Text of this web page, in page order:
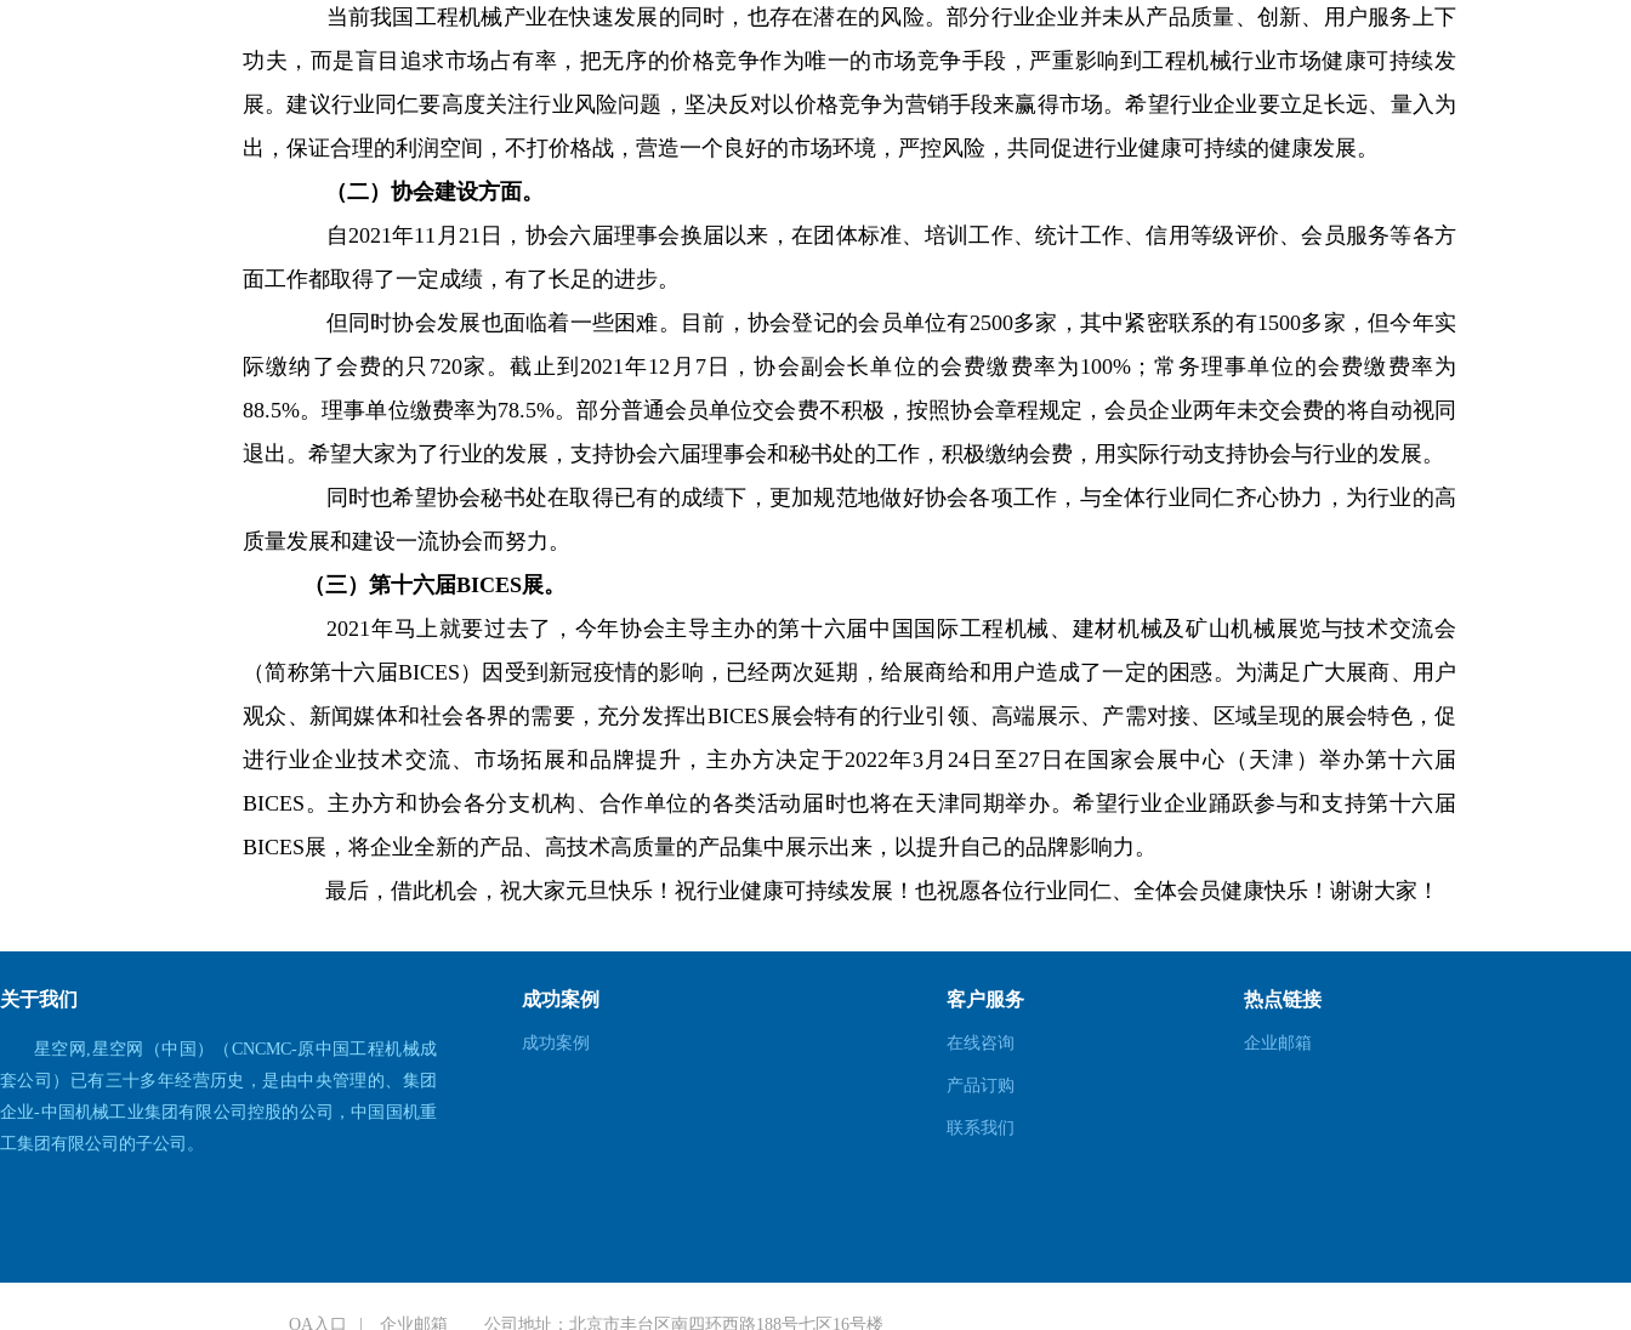
当前我国工程机械产业在快速发展的同时，也存在潜在的风险。部分行业企业并未从产品质量、创新、用户服务上下
功夫，而是盲目追求市场占有率，把无序的价格竞争作为唯一的市场竞争手段，严重影响到工程机械行业市场健康可持续发
展。建议行业同仁要高度关注行业风险问题，坚决反对以价格竞争为营销手段来赢得市场。希望行业企业要立足长远、量入为
出，保证合理的利润空间，不打价格战，营造一个良好的市场环境，严控风险，共同促进行业健康可持续的健康发展。
（二）协会建设方面。
自2021年11月21日，协会六届理事会换届以来，在团体标准、培训工作、统计工作、信用等级评价、会员服务等各方
面工作都取得了一定成绩，有了长足的进步。
但同时协会发展也面临着一些困难。目前，协会登记的会员单位有2500多家，其中紧密联系的有1500多家，但今年实
际缴纳了会费的只720家。截止到2021年12月7日，协会副会长单位的会费缴费率为100%；常务理事单位的会费缴费率为
88.5%。理事单位缴费率为78.5%。部分普通会员单位交会费不积极，按照协会章程规定，会员企业两年未交会费的将自动视同
退出。希望大家为了行业的发展，支持协会六届理事会和秘书处的工作，积极缴纳会费，用实际行动支持协会与行业的发展。
同时也希望协会秘书处在取得已有的成绩下，更加规范地做好协会各项工作，与全体行业同仁齐心协力，为行业的高
质量发展和建设一流协会而努力。
（三）第十六届BICES展。
2021年马上就要过去了，今年协会主导主办的第十六届中国国际工程机械、建材机械及矿山机械展览与技术交流会
（简称第十六届BICES）因受到新冠疫情的影响，已经两次延期，给展商给和用户造成了一定的困惑。为满足广大展商、用户
观众、新闻媒体和社会各界的需要，充分发挥出BICES展会特有的行业引领、高端展示、产需对接、区域呈现的展会特色，促
进行业企业技术交流、市场拓展和品牌提升，主办方决定于2022年3月24日至27日在国家会展中心（天津）举办第十六届
BICES。主办方和协会各分支机构、合作单位的各类活动届时也将在天津同期举办。希望行业企业踊跃参与和支持第十六届
BICES展，将企业全新的产品、高技术高质量的产品集中展示出来，以提升自己的品牌影响力。
最后，借此机会，祝大家元旦快乐！祝行业健康可持续发展！也祝愿各位行业同仁、全体会员健康快乐！谢谢大家！
关于我们
星空网,星空网（中国）（CNCMC-原中国工程机械成
套公司）已有三十多年经营历史，是由中央管理的、集团
企业-中国机械工业集团有限公司控股的公司，中国国机重
工集团有限公司的子公司。
成功案例
成功案例
客户服务
在线咨询
产品订购
联系我们
热点链接
企业邮箱
OA入口 企业邮箱 公司地址：北京市丰台区南四环西路188号七区16号楼